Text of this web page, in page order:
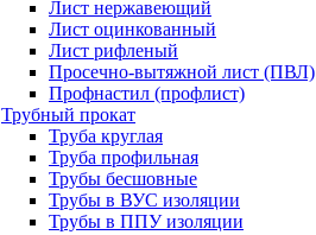
Лист нержавеющий
Лист оцинкованный
Лист рифленый
Просечно-вытяжной лист (ПВЛ)
Профнастил (профлист)
Трубный прокат
Труба круглая
Труба профильная
Трубы бесшовные
Трубы в ВУС изоляции
Трубы в ППУ изоляции